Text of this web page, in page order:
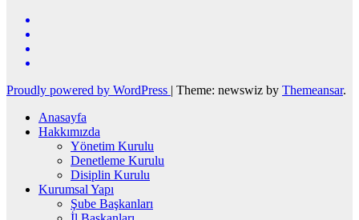
Proudly powered by WordPress | Theme: newswiz by Themeansar.
Anasayfa
Hakkımızda
Yönetim Kurulu
Denetleme Kurulu
Disiplin Kurulu
Kurumsal Yapı
Şube Başkanları